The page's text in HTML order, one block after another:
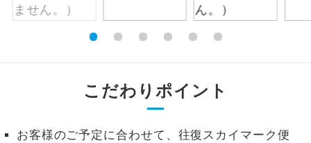
こだわりポイント
お客様のご予定に合わせて、往復スカイマーク便
おひとり様参
おひとり様限定でご参加いただけるコー
1名様1室同代
1名様1室利用でも追加料金がかからない
コースです。
ご夫婦限定
ご夫婦限定でご参加いただけるコースで